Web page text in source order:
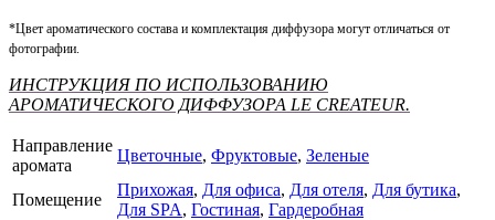
*Цвет ароматического состава и комплектация диффузора могут отличаться от
фотографии.
ИНСТРУКЦИЯ ПО ИСПОЛЬЗОВАНИЮ
АРОМАТИЧЕСКОГО ДИФФУЗОРА LE CREATEUR.
Направление
аромата
Цветочные, Фруктовые, Зеленые
Помещение
Прихожая, Для офиса, Для отеля, Для бутика,
Для SPA, Гостиная, Гардеробная